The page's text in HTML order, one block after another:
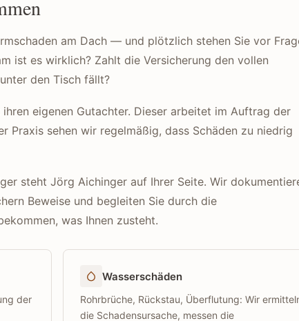
am Dach — und plötzlich stehen Sie vor
ist es wirklich? Zahlt die Versicherung den vollen
den Tisch fällt?
eigenen Gutachter. Dieser arbeitet im Auftrag der
Praxis sehen wir regelmäßig, dass Schäden zu niedrig
steht Jörg Aichinger auf Ihrer Seite. Wir
Beweise und begleiten Sie durch die
was Ihnen zusteht.
der
Wasserschäden
Rohrbrüche, Rückstau, Überflutung: Wir
die Schadensursache, messen die